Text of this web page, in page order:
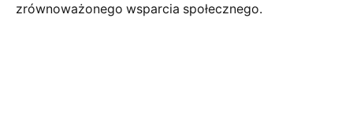
zrównoważonego wsparcia społecznego.